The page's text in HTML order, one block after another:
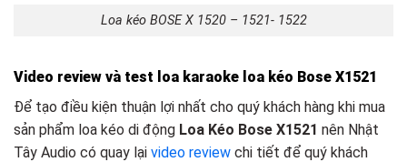
Loa kéo BOSE X 1520 – 1521- 1522
Video review và test loa karaoke loa kéo Bose X1521
Để tạo điều kiện thuận lợi nhất cho quý khách hàng khi mua
sản phẩm loa kéo di động Loa Kéo Bose X1521 nên Nhật
Tây Audio có quay lại video review chi tiết để quý khách